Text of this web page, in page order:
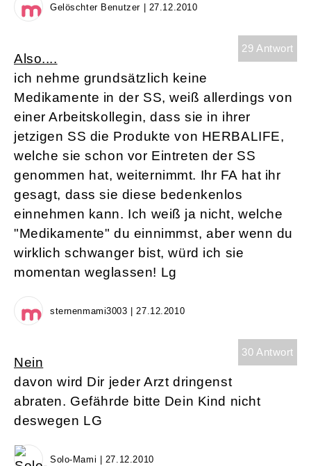
Gelöschter Benutzer | 27.12.2010
29 Antwort
Also....
ich nehme grundsätzlich keine
Medikamente in der SS, weiß allerdings von
einer Arbeitskollegin, dass sie in ihrer
jetzigen SS die Produkte von HERBALIFE,
welche sie schon vor Eintreten der SS
genommen hat, weiternimmt. Ihr FA hat ihr
gesagt, dass sie diese bedenkenlos
einnehmen kann. Ich weiß ja nicht, welche
"Medikamente" du einnimmst, aber wenn du
wirklich schwanger bist, würd ich sie
momentan weglassen! Lg
sternenmami3003 | 27.12.2010
30 Antwort
Nein
davon wird Dir jeder Arzt dringenst
abraten. Gefährde bitte Dein Kind nicht
deswegen LG
Solo-Mami | 27.12.2010